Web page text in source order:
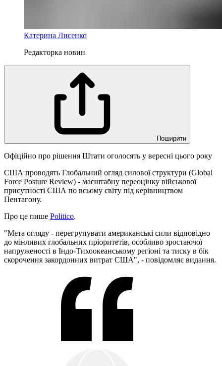
Катерина Лисенко
Редакторка новин
Поширити
Офіційно про рішення Штати оголосять у вересні цього року
США проводять Глобальний огляд силової структури (Global
Force Posture Review) - масштабну переоцінку військової
присутності США по всьому світу під керівництвом
Пентагону.
Про це пише Politico.
"Мета огляду - перегрупувати американські сили відповідно
до мінливих глобальних пріоритетів, особливо зростаючої
напруженості в Індо-Тихоокеанському регіоні та тиску в бік
скорочення закордонних витрат США", - повідомляє видання.